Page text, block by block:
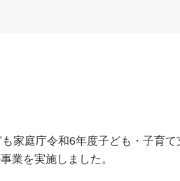
家庭庁令和6年度子ども・子育て
業を実施しました。